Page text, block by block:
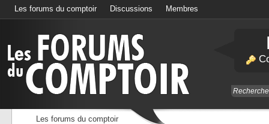
Les forums du comptoir Discussions Membres
Les forums du comptoir